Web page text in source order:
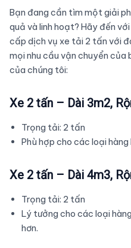
Bạn đang cần tìm một giải
quả và linh hoạt? Hãy đến
cấp dịch vụ xe tải 2 tấn với
mọi nhu cầu vận chuyển của
của chúng tôi:
Xe 2 tấn – Dài 3m2,
Trọng tải: 2 tấn
Phù hợp cho các loại hàng
Xe 2 tấn – Dài 4m3,
Trọng tải: 2 tấn
Lý tưởng cho các loại
hơn.